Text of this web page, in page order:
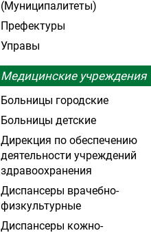
(Муниципалитеты)
Префектуры
Управы
Медицинские учреждения
Больницы городские
Больницы детские
Дирекция по обеспечению
деятельности учреждений
здравоохранения
Диспансеры врачебно-
физкультурные
Диспансеры кожно-